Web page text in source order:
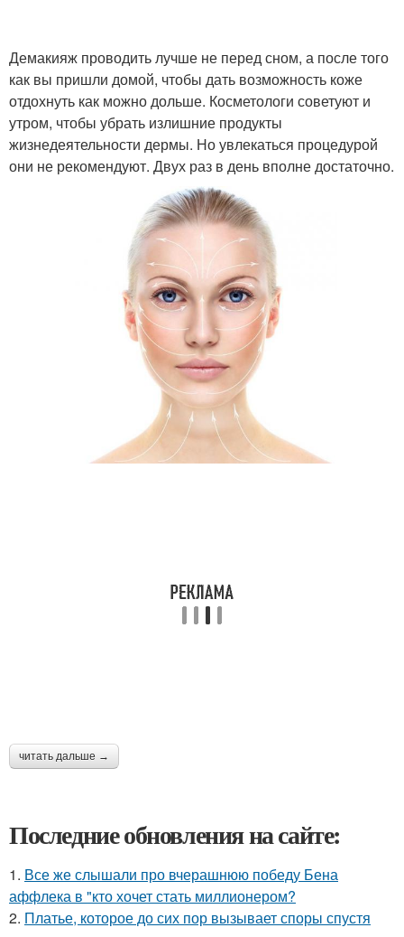
Демакияж проводить лучше не перед сном, а после того
как вы пришли домой, чтобы дать возможность коже
отдохнуть как можно дольше. Косметологи советуют и
утром, чтобы убрать излишние продукты
жизнедеятельности дермы. Но увлекаться процедурой
они не рекомендуют. Двух раз в день вполне достаточно.
читать дальше →
Последние обновления на сайте:
1. Все же слышали про вчерашнюю победу Бена
аффлека в "кто хочет стать миллионером?
2. Платье, которое до сих пор вызывает споры спустя